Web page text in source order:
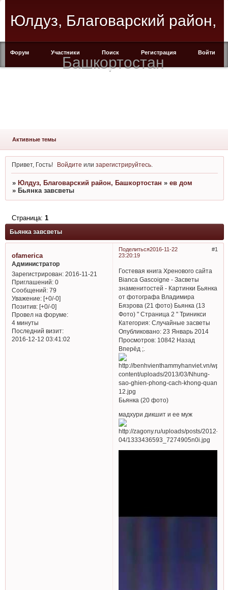
Юлдуз, Благоварский район,
Башкортостан
Форум Участники Поиск Регистрация Войти
Активные темы
Привет, Гость! Войдите илизарегистрируйтесь
» Юлдуз, Благоварский район, Башкортостан » ев дом
» Бьянка завсветы
Бьянка завсветы
Страница: 1
Поделиться 1
2016-11-22
23:20:19
ofamerica
Администратор
Зарегистрирован: 2016-11-21
Приглашений:0
Сообщений:79
Уважение: [+0/-0]
Позитив: [+0/-0]
Провел на форуме:
4 минуты
Последний визит:
2016-12-12 03:41:02
Гостевая книга Хренового сайта
Bianca Gascoigne - Засветы
знаменитостей - Картинки Бьянка
от фотографа Владимира
Бязрова (21 фото) Бьянка (13
Фото) " Страница 2 " Триникси
Категория: Случайные засветы
Опубликовано: 23 Январь 2014
Просмотров: 10842 Назад
Вперёд ;.
Бьянка (20 фото)
мадхури дикшит и ее муж